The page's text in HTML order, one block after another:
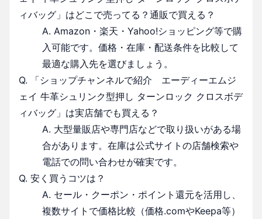
ィバッグ」はどこで売ってる？通販で買える？
A. Amazon・楽天・Yahoo!ショッピング等で購
入可能です。価格・在庫・配送条件を比較して
最適な購入先を選びましょう。
Q. 「ショップチャンネルで紹介 エーディーエムジ
ェイ 牛革シュリンク型押し ターンロック クロスボデ
ィバッグ」は実店舗でも買える？
A. 大型量販店や専門店などで取り扱いがある場
合があります。在庫は公式サイトの店舗検索や
電話での問い合わせが確実です。
Q. 安く買うコツは？
A. セール・クーポン・ポイント還元を活用し、
複数サイトで価格比較（価格.comやKeepa等）